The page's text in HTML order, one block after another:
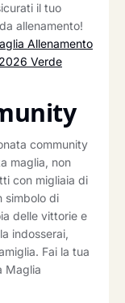
il tuo
allenamento!
Allenamento
Verde
community
maglia, non
con migliaia di
simbolo di
delle vittorie e
indosserai,
Fai la tua
Maglia